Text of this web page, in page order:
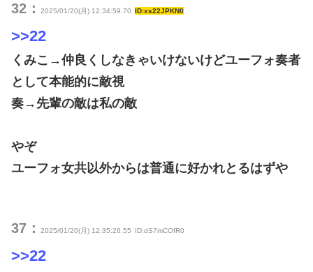
32： 2025/01/20(月) 12:34:59.70 ID:xs22JPKN0
>>22
くみこ→仲良くしなきゃいけないけどユーフォ奏者
として本能的に敵視
奏→先輩の敵は私の敵
やぞ
ユーフォ女共以外からは普通に好かれとるはずや
37： 2025/01/20(月) 12:35:26.55 ID:dS7mCOfR0
>>22